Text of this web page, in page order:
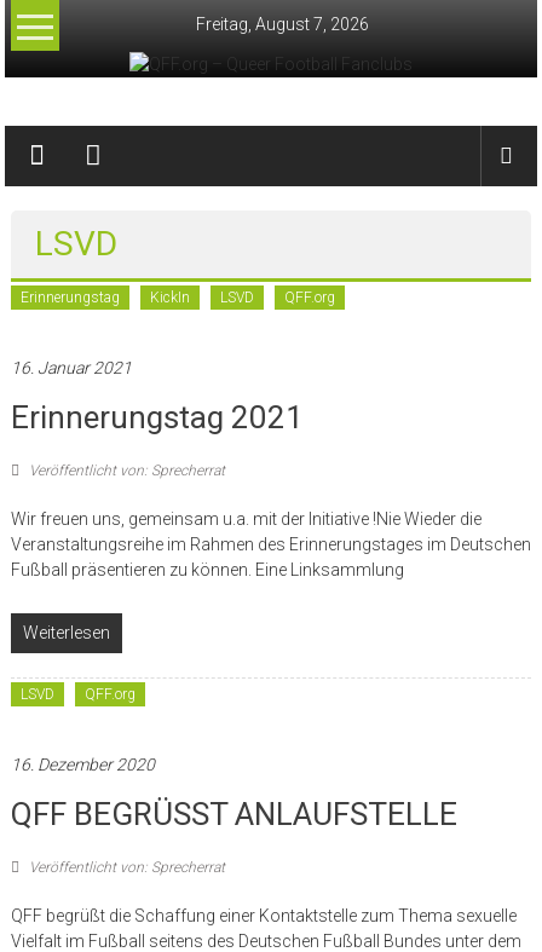
Zum
Inhalt
Freitag, August 7, 2026
QFF.org
–
Football
Fanclubs
LSVD
Erinnerungstag KickIn LSVD QFF.org
16. Januar 2021
Erinnerungstag 2021
Veröffentlicht von: Sprecherrat
Wir freuen uns, gemeinsam u.a. mit der Initiative !Nie Wieder die
Veranstaltungsreihe im Rahmen des Erinnerungstages im Deutschen
Fußball präsentieren zu können. Eine Linksammlung
Weiterlesen
LSVD QFF.org
16. Dezember 2020
QFF BEGRÜSST ANLAUFSTELLE
Veröffentlicht von: Sprecherrat
QFF begrüßt die Schaffung einer Kontaktstelle zum Thema sexuelle
Vielfalt im Fußball seitens des Deutschen Fußball Bundes unter dem